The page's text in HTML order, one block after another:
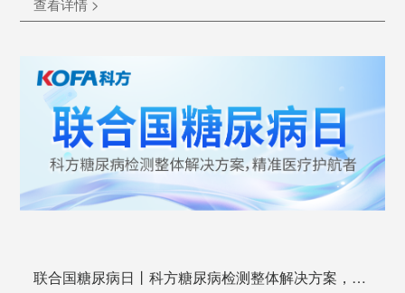
联合国糖尿病日丨科方糖尿病检测整体解决方案，精